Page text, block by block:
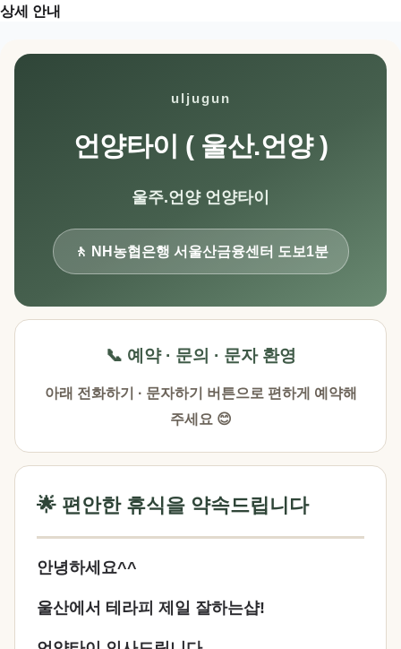
상세 안내
uljugun
언양타이 ( 울산.언양 )
울주.언양 언양타이
🚶 NH농협은행 서울산금융센터 도보1분
📞 예약 · 문의 · 문자 환영
아래 전화하기 · 문자하기 버튼으로 편하게 예약해
주세요 😊
🌟 편안한 휴식을 약속드립니다
안녕하세요^^
울산에서 테라피 제일 잘하는샵!